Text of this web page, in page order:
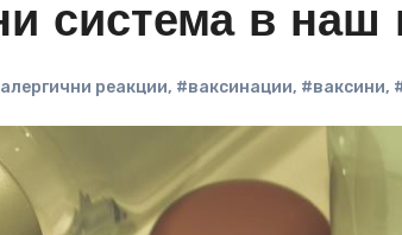
система в наш
реакции, #ваксинации, #ваксини,